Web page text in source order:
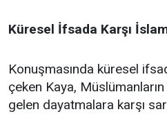
Küresel İfsada Karşı
Konuşmasında küresel
çeken Kaya,
gelen dayatmalara karşı